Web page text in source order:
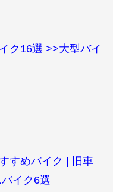
ク16選 >>大型バイ
すめバイク | 旧車
イク6選